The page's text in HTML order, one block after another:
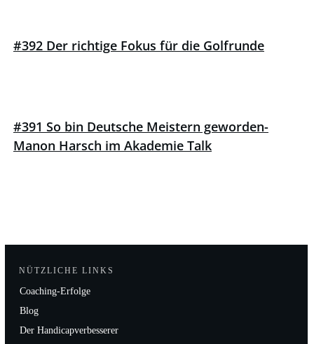
#392 Der richtige Fokus für die Golfrunde
#391 So bin Deutsche Meistern geworden-
Manon Harsch im Akademie Talk
NÜTZLICHE LINKS
Coaching-Erfolge
Blog
Der Handicapverbesserer